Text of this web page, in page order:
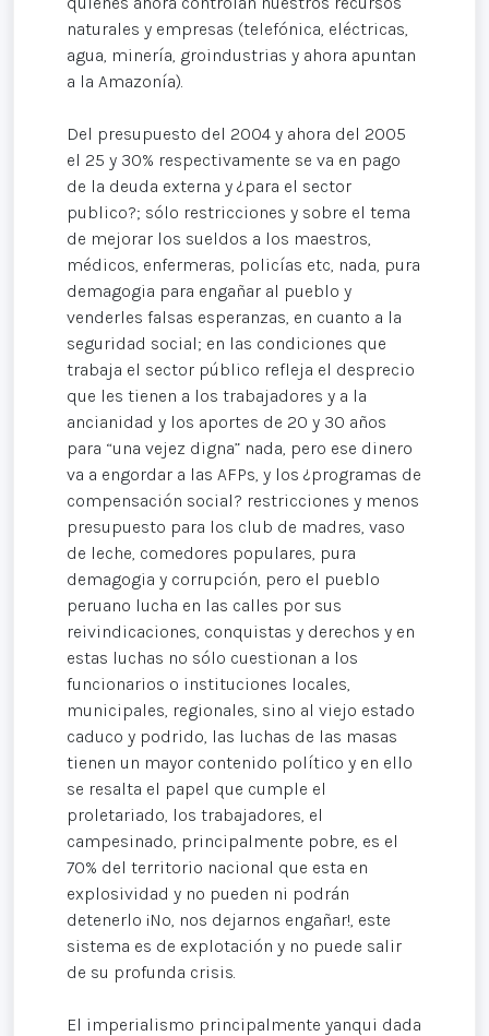
naturales y empresas (telefónica, eléctricas,
agua, minería, groindustrias y ahora apuntan
a la Amazonía).
Del presupuesto del 2004 y ahora del 2005
el 25 y 30% respectivamente se va en pago
de la deuda externa y ¿para el sector
publico?; sólo restricciones y sobre el tema
de mejorar los sueldos a los maestros,
médicos, enfermeras, policías etc, nada, pura
demagogia para engañar al pueblo y
venderles falsas esperanzas, en cuanto a la
seguridad social; en las condiciones que
trabaja el sector público refleja el desprecio
que les tienen a los trabajadores y a la
ancianidad y los aportes de 20 y 30 años
para “una vejez digna” nada, pero ese dinero
va a engordar a las AFPs, y los ¿programas de
compensación social? restricciones y menos
presupuesto para los club de madres, vaso
de leche, comedores populares, pura
demagogia y corrupción, pero el pueblo
peruano lucha en las calles por sus
reivindicaciones, conquistas y derechos y en
estas luchas no sólo cuestionan a los
funcionarios o instituciones locales,
municipales, regionales, sino al viejo estado
caduco y podrido, las luchas de las masas
tienen un mayor contenido político y en ello
se resalta el papel que cumple el
proletariado, los trabajadores, el
campesinado, principalmente pobre, es el
70% del territorio nacional que esta en
explosividad y no pueden ni podrán
detenerlo ¡No, nos dejarnos engañar!, este
sistema es de explotación y no puede salir
de su profunda crisis.
El imperialismo principalmente yanqui dada